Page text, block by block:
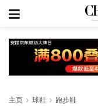
主页 球鞋 跑步鞋